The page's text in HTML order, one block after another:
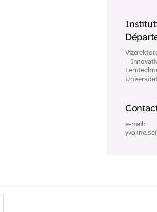
–
e-mail: